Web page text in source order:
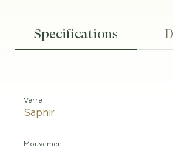
Specifications
Verre
Saphir
Mouvement